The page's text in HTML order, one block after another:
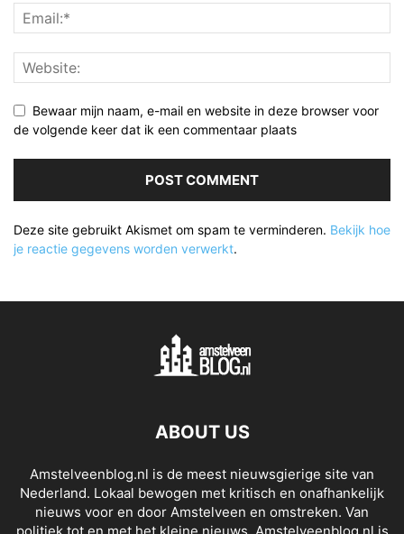
Bewaar mijn naam, e-mail en website in deze browser voor
de volgende keer dat ik een commentaar plaats
Deze site gebruikt Akismet om spam te verminderen. Bekijk hoe
je reactie gegevens worden verwerkt.
ABOUT US
Amstelveenblog.nl is de meest nieuwsgierige site van
Nederland. Lokaal bewogen met kritisch en onafhankelijk
nieuws voor en door Amstelveen en omstreken. Van